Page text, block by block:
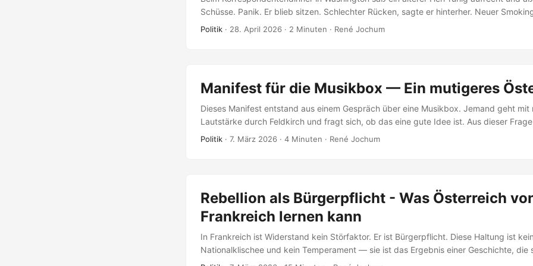
Schüsse. Panik. Er blieb sitzen. Schlechter Rücken, sagte er hinterher. Neuer
Boden. Das ist cool. Das ist auch ein Bild für etwas Größeres. „Tausende aus der
Politik · 28. April 2026 · 2 Minuten · René Jochum
Manifest für die Musikbox — Ein mutigeres
Dieses Manifest entstand aus einem Gespräch über eine Musikbox. Jemand geht mit
Lautstärke durch Feldkirch und fragt sich, ob das eine gute Idee ist. Aus dieser
Artikel und eine Erkenntnis: Österreich hat kein Lautstärkeproblem. Es hat ein
Medienlandschaft zementiert es. Und die Punk-Szene in Vorarlberg — die kürzeste
österreichischen Kulturgeschichte — zeigt, was passiert, wenn der Impuls da ist, aber
Politik · 7. März 2026 · 4 Minuten · René Jochum
Rebellion als Bürgerpflicht - Was Österreich
Frankreich lernen kann
In Frankreich ist Widerstand kein Störfaktor. Er ist Bürgerpflicht. Diese Haltung ist
Nationalklischee und kein Temperament — sie ist das Ergebnis einer Geschichte, die
Jahrhunderte konsequent wiederholt hat. Wer verstehen will, warum Millionen